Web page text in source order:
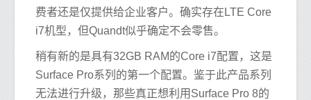
费者还是仅提供给企业客户。确实存在LTE Core
i7机型，但Quandt似乎确定不会零售。
稍有新的是具有32GB RAM的Core i7配置，这是
Surface Pro系列的第一个配置。鉴于此产品系列
无法进行升级，那些真正想利用Surface Pro 8的